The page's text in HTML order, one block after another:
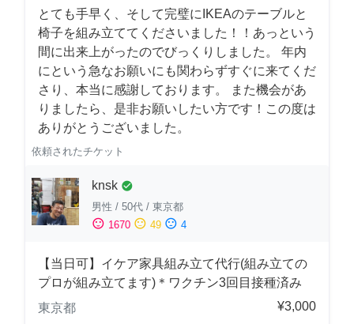
とても手早く、そして完璧にIKEAのテーブルと
椅子を組み立ててくださいました！！あっという
間に出来上がったのでびっくりしました。 年内
にという急なお願いにも関わらずすぐに来てくだ
さり、本当に感謝しております。 また機会があ
りましたら、是非お願いしたい方です！この度は
ありがとうございました。
依頼されたチケット
knsk check_circle
男性 / 50代 / 東京都
sentiment_satisfied 1670 sentiment_neutral 49 sentiment_dissatisfied 4
【当日可】イケア家具組み立て代行(組み立ての
プロが組み立てます)＊ワクチン3回目接種済み
東京都
¥3,000